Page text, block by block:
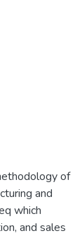
of
and
which
and sales